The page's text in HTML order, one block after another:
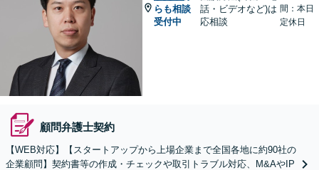
らも相談
受付中
話・ビデオなど)は
応相談
間：本日
定休日
顧問弁護士契約
【WEB対応】【スタートアップから上場企業まで全国各地に約90社の
企業顧問】契約書等の作成・チェックや取引トラブル対応、M&AやIP